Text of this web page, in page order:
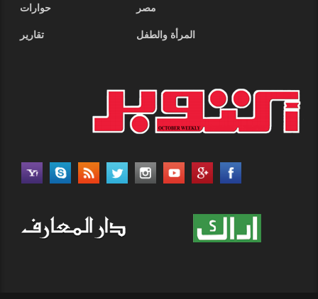
مصر
حوارات
المرأة والطفل
تقارير